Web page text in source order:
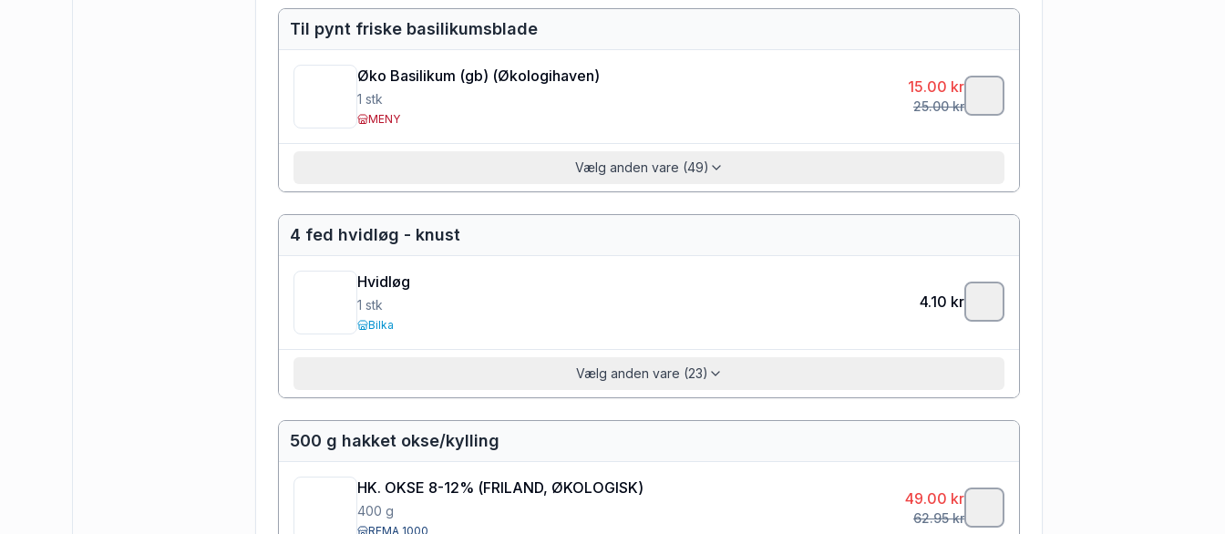
Til pynt friske basilikumsblade
Øko Basilikum (gb) (Økologihaven)
1 stk
MENY
15.00 kr
25.00kr
Vælg anden vare (49)
4 fed hvidløg - knust
Hvidløg
1 stk
Bilka
4.10 kr
Vælg anden vare (23)
500 g hakket okse/kylling
HK. OKSE 8-12% (FRILAND, ØKOLOGISK)
400 g
REMA 1000
49.00 kr
62.95kr